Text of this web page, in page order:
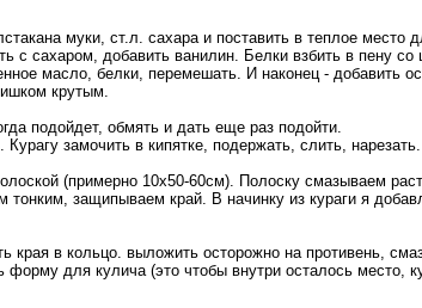
муки, ст.л. сахара и поставить в теплое место
с сахаром, добавить ванилин. Белки взбить в пену
масло, белки, перемешать. И наконец - добавить
крутым.
подойдет, обмять и дать еще раз подойти.
замочить в кипятке, подержать, слить, нарезать.
(примерно 10х50-60см). Полоску смазываем
тонким, защипываем край. В начинку из кураги я
края в кольцо. выложить осторожно на противень,
для кулича (это чтобы внутри осталось место,